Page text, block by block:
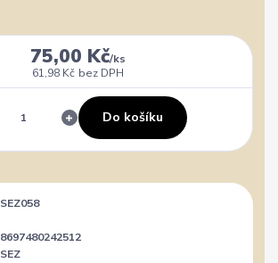
75,00 Kč/ks
61,98 Kč bez DPH
Do košíku
SEZ058
8697480242512
SEZ